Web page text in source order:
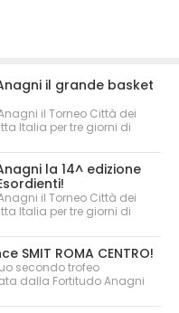
il grande basket
il Torneo Città dei
Italia per tre giorni di
la 14^ edizione
il Torneo Città dei
Italia per tre giorni di
SMIT ROMA CENTRO!
secondo trofeo
dalla Fortitudo Anagni